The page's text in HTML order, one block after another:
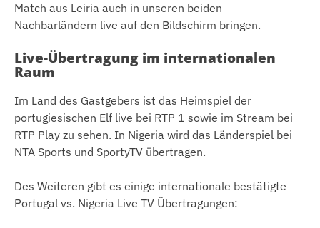
Match aus Leiria auch in unseren beiden
Nachbarländern live auf den Bildschirm bringen.
Live-Übertragung im internationalen
Raum
Im Land des Gastgebers ist das Heimspiel der
portugiesischen Elf live bei RTP 1 sowie im Stream bei
RTP Play zu sehen. In Nigeria wird das Länderspiel bei
NTA Sports und SportyTV übertragen.
Des Weiteren gibt es einige internationale bestätigte
Portugal vs. Nigeria Live TV Übertragungen: